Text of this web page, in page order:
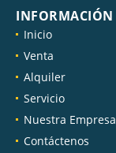
INFORMACIÓN
Inicio
Venta
Alquiler
Servicio
Nuestra Empresa
Contáctenos